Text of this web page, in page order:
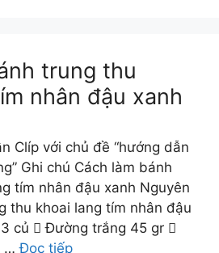
trung thu
nhân đậu xanh
Clíp với chủ đề “hướng dẫn
Ghi chú Cách làm bánh
tím nhân đậu xanh Nguyên
thu khoai lang tím nhân đậu
củ  Đường trắng 45 gr 
…Đọc tiếp